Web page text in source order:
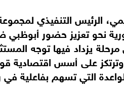
الرئيس التنفيذي
نحو تعزيز حضور أبوظبي
يزداد فيها توجه
على أسس اقتصادية
التي تسهم بفاعلية